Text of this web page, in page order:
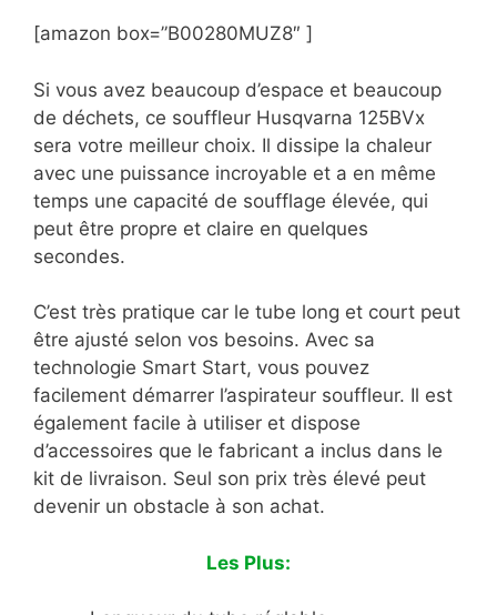
[amazon box=”B00280MUZ8″ ]
Si vous avez beaucoup d’espace et beaucoup
de déchets, ce souffleur Husqvarna 125BVx
sera votre meilleur choix. Il dissipe la chaleur
avec une puissance incroyable et a en même
temps une capacité de soufflage élevée, qui
peut être propre et claire en quelques
secondes.
C’est très pratique car le tube long et court peut
être ajusté selon vos besoins. Avec sa
technologie Smart Start, vous pouvez
facilement démarrer l’aspirateur souffleur. Il est
également facile à utiliser et dispose
d’accessoires que le fabricant a inclus dans le
kit de livraison. Seul son prix très élevé peut
devenir un obstacle à son achat.
Les Plus: